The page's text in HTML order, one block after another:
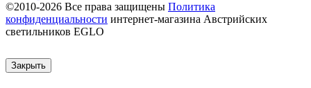
©2010-2026 Все права защищены Политика
конфиденциальности интернет-магазина Австрийских
светильников EGLO
Закрыть